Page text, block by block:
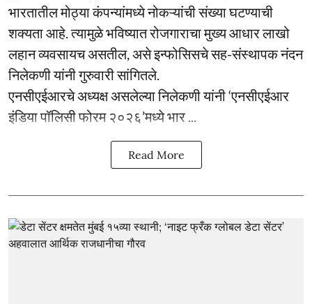
भारतातील मोठ्या कंपन्यांमध्ये नोकऱ्यांची संख्या घटण्याची
शक्यता आहे. त्यामुळे भविष्यात रोजगाराचा मुख्य आधार लाखो
लहान व्यवसायच असतील, असे इन्फोसिसचे सह-संस्थापक नंदन
निलेकणी यांनी गुरुवारी सांगितले.
एनसीएईआरचे अध्यक्ष असलेल्या निलेकणी यांनी ‘एनसीएईआर
इंडिया पॉलिसी फोरम २०२६’मध्ये भार ...
Read More